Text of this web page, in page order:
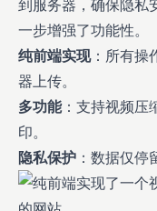
到服务器，确保隐私
一步增强了功能性。
纯前端实现：所有操
器上传。
多功能：支持视频压
印。
隐私保护 ：数据仅停